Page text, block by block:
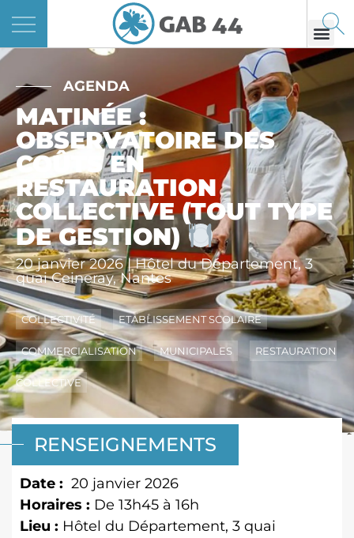
AGENDA
MATINÉE :
OBSERVATOIRE DES
COÛTS EN
RESTAURATION
COLLECTIVE (TOUT TYPE
DE GESTION)
20 janvier 2026 | Hôtel du Département, 3
quai Ceineray, Nantes
COLLECTIVITÉ ETABLISSEMENT SCOLAIRE
COMMERCIALISATION MUNICIPALES RESTAURATION
COLLECTIVE
RENSEIGNEMENTS
Date : 20 janvier 2026
Horaires : De 13h45 à 16h
Lieu : Hôtel du Département, 3 quai
Panneau de gestion des cookies